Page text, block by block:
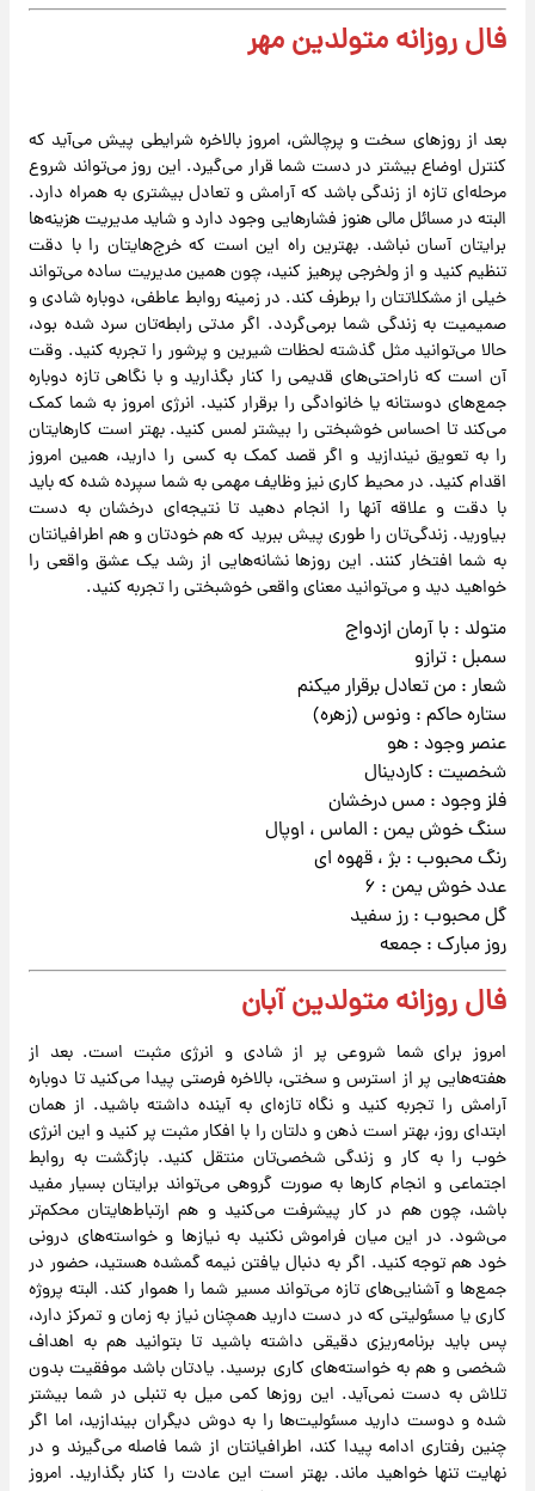
فال روزانه متولدین مهر
بعد از روزهای سخت و پرچالش، امروز بالاخره شرایطی پیش می‌آید که
کنترل اوضاع بیشتر در دست شما قرار می‌گیرد. این روز می‌تواند شروع
مرحله‌ای تازه از زندگی باشد که آرامش و تعادل بیشتری به همراه دارد.
البته در مسائل مالی هنوز فشارهایی وجود دارد و شاید مدیریت هزینه‌ها
برایتان آسان نباشد. بهترین راه این است که خرج‌هایتان را با دقت
تنظیم کنید و از ولخرجی پرهیز کنید، چون همین مدیریت ساده می‌تواند
خیلی از مشکلاتتان را برطرف کند. در زمینه روابط عاطفی، دوباره شادی و
صمیمیت به زندگی شما برمی‌گردد. اگر مدتی رابطه‌تان سرد شده بود،
حالا می‌توانید مثل گذشته لحظات شیرین و پرشور را تجربه کنید. وقت
آن است که ناراحتی‌های قدیمی را کنار بگذارید و با نگاهی تازه دوباره
جمع‌های دوستانه یا خانوادگی را برقرار کنید. انرژی امروز به شما کمک
می‌کند تا احساس خوشبختی را بیشتر لمس کنید. بهتر است کارهایتان
را به تعویق نیندازید و اگر قصد کمک به کسی را دارید، همین امروز
اقدام کنید. در محیط کاری نیز وظایف مهمی به شما سپرده شده که باید
با دقت و علاقه آنها را انجام دهید تا نتیجه‌ای درخشان به دست
بیاورید. زندگی‌تان را طوری پیش ببرید که هم خودتان و هم اطرافیانتان
به شما افتخار کنند. این روزها نشانه‌هایی از رشد یک عشق واقعی را
خواهید دید و می‌توانید معنای واقعی خوشبختی را تجربه کنید.
متولد : با آرمان ازدواج
سمبل : ترازو
شعار : من تعادل برقرار میکنم
ستاره حاکم : ونوس (زهره)
عنصر وجود : هو
شخصیت : کاردینال
فلز وجود : مس درخشان
سنگ خوش یمن : الماس ، اوپال
رنگ محبوب : بژ ، قهوه ای
عدد خوش یمن : ۶
گل محبوب : رز سفید
روز مبارک : جمعه
فال روزانه متولدین آبان
امروز برای شما شروعی پر از شادی و انرژی مثبت است. بعد از
هفته‌هایی پر از استرس و سختی، بالاخره فرصتی پیدا می‌کنید تا دوباره
آرامش را تجربه کنید و نگاه تازه‌ای به آینده داشته باشید. از همان
ابتدای روز، بهتر است ذهن و دلتان را با افکار مثبت پر کنید و این انرژی
خوب را به کار و زندگی شخصی‌تان منتقل کنید. بازگشت به روابط
اجتماعی و انجام کارها به صورت گروهی می‌تواند برایتان بسیار مفید
باشد، چون هم در کار پیشرفت می‌کنید و هم ارتباط‌هایتان محکم‌تر
می‌شود. در این میان فراموش نکنید به نیازها و خواسته‌های درونی
خود هم توجه کنید. اگر به دنبال یافتن نیمه گمشده هستید، حضور در
جمع‌ها و آشنایی‌های تازه می‌تواند مسیر شما را هموار کند. البته پروژه
کاری یا مسئولیتی که در دست دارید همچنان نیاز به زمان و تمرکز دارد،
پس باید برنامه‌ریزی دقیقی داشته باشید تا بتوانید هم به اهداف
شخصی و هم به خواسته‌های کاری برسید. یادتان باشد موفقیت بدون
تلاش به دست نمی‌آید. این روزها کمی میل به تنبلی در شما بیشتر
شده و دوست دارید مسئولیت‌ها را به دوش دیگران بیندازید، اما اگر
چنین رفتاری ادامه پیدا کند، اطرافیانتان از شما فاصله می‌گیرند و در
نهایت تنها خواهید ماند. بهتر است این عادت را کنار بگذارید. امروز